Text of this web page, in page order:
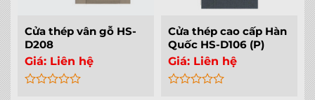
Cửa thép vân gỗ HS-
D208
Giá: Liên hệ
Cửa thép cao cấp Hàn
Quốc HS-D106 (P)
Giá: Liên hệ